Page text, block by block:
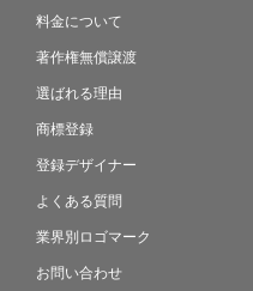
料金について
著作権無償譲渡
選ばれる理由
商標登録
登録デザイナー
よくある質問
業界別ロゴマーク
お問い合わせ